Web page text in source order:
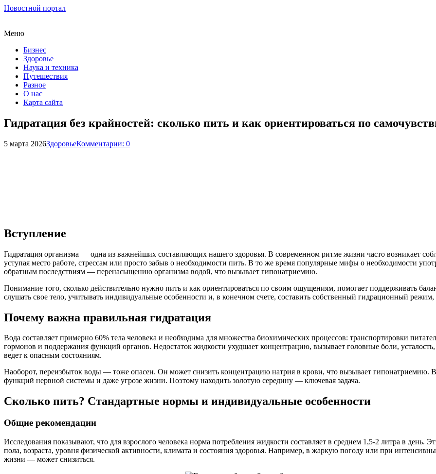
Новостной портал
Меню
Бизнес
Здоровье
Наука и техника
Путешествия
Разное
О нас
Карта сайта
Гидратация без крайностей: сколько пить и как ориентироваться по
5 марта 2026ЗдоровьеКомментарии: 0
Вступление
Гидратация организма — одна из важнейших составляющих нашего здоровья. В современном ритме жизни часто возникает
уступая место работе, стрессам или просто забыв о необходимости пить. В то же время популярные мифы о необходимости
обратным последствиям — перенасыщению организма водой, что вызывает гипонатриемию.
Понимание того, сколько действительно нужно пить и как ориентироваться по своим ощущениям, помогает поддерживать
слушать свое тело, учитывать индивидуальные особенности и, в конечном счете, составить собственный гидрационный
Почему важна правильная гидратация
Вода составляет примерно 60% тела человека и необходима для множества биохимических процессов: транспортировки
гормонов и поддержания функций органов. Недостаток жидкости ухудшает концентрацию, вызывает головные боли, усталость,
ведет к опасным состояниям.
Наоборот, переизбыток воды — тоже опасен. Он может снизить концентрацию натрия в крови, что вызывает гипонатриемию.
функций нервной системы и даже угрозе жизни. Поэтому находить золотую середину — ключевая задача.
Сколько пить? Стандартные нормы и индивидуальные особенности
Общие рекомендации
Исследования показывают, что для взрослого человека норма потребления жидкости составляет в среднем 1,5-2 литра в день.
пола, возраста, уровня физической активности, климата и состояния здоровья. Например, в жаркую погоду или при
жизни — может снизиться.